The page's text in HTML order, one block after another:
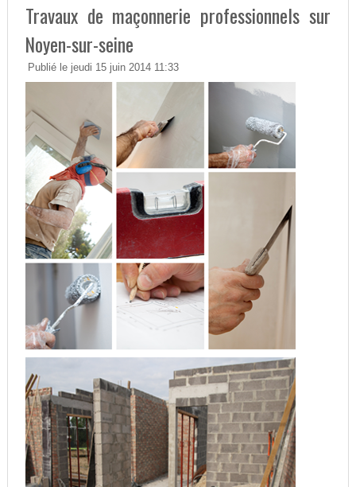
Travaux de maçonnerie professionnels sur
Noyen-sur-seine
Publié le jeudi 15 juin 2014 11:33